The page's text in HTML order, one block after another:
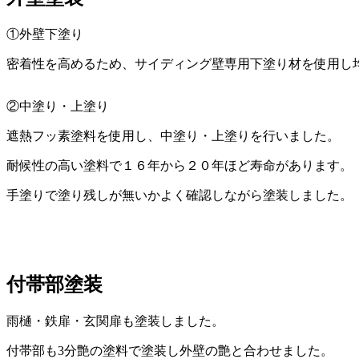
①外壁下塗り
密着性を高めるため、サイディング壁専用下塗り材を使用し
②中塗り・上塗り
遮熱フッ素塗料を使用し、中塗り・上塗りを行いました。
耐候性の高い塗料で１６年から２０年ほど寿命があります。
手塗りで塗り残しが無いかよく確認しながら塗装しました。
付帯部塗装
雨樋・鉄扉・玄関扉も塗装しました。
付帯部も3分艶の塗料で塗装し外壁の艶と合わせました。